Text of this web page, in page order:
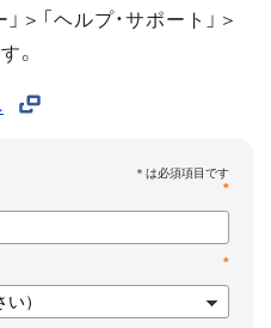
＞「ヘルプ・サポート」＞
。
*
*